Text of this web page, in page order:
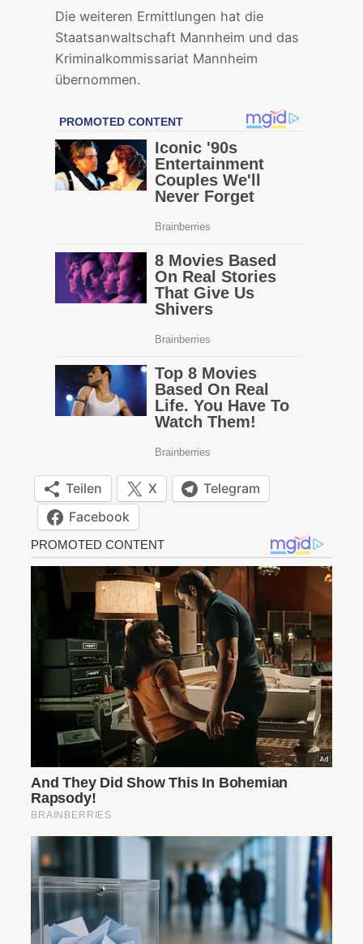
Die weiteren Ermittlungen hat die
Staatsanwaltschaft Mannheim und das
Kriminalkommissariat Mannheim
übernommen.
Teilen X
Telegram
Facebook